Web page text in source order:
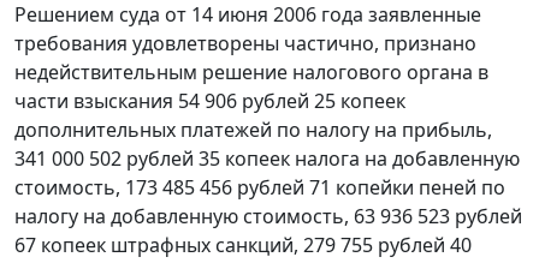
Решением суда от 14 июня 2006 года заявленные
требования удовлетворены частично, признано
недействительным решение налогового органа в
части взыскания 54 906 рублей 25 копеек
дополнительных платежей по налогу на прибыль,
341 000 502 рублей 35 копеек налога на добавленную
стоимость, 173 485 456 рублей 71 копейки пеней по
налогу на добавленную стоимость, 63 936 523 рублей
67 копеек штрафных санкций, 279 755 рублей 40